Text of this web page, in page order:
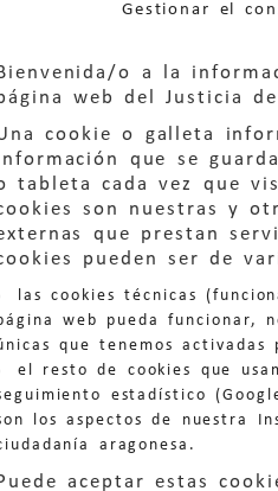
Gestionar el
o a la
web del Justicia
cookie o galleta
que se
tableta cada vez que
son nuestras y
que prestan
pueden ser de
las cookies técnicas
web pueda funcionar,
que tenemos activadas
el resto de cookies que
estadístico
los aspectos de nuestra
aragonesa.
aceptar estas
Quejas:
Información
Teléfonos: 900